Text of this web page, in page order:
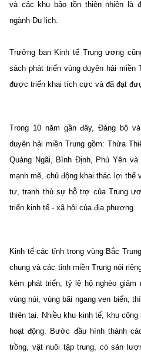
và các khu bảo tồn thiên nhiên là
ngành Du lịch.
Trưởng ban Kinh tế Trung ương
sách phát triển vùng duyên hải
được triển khai tích cực và đã đạt
Trong 10 năm gần đây, Đảng bộ
duyên hải miền Trung gồm: Thừa
Quảng Ngãi, Bình Định, Phú Yên
mạnh mẽ, chủ động khai thác lợi thế
tư, tranh thủ sự hỗ trợ của Trung
triển kinh tế - xã hội của địa phương.
Kinh tế các tỉnh trong vùng Bắc
chung và các tỉnh miền Trung nói
kém phát triển, tỷ lệ hộ nghèo giảm
vùng núi, vùng bãi ngang ven biển,
thiên tai. Nhiều khu kinh tế, khu
hoạt động. Bước đầu hình thành
trồng, vật nuôi tập trung, có sản